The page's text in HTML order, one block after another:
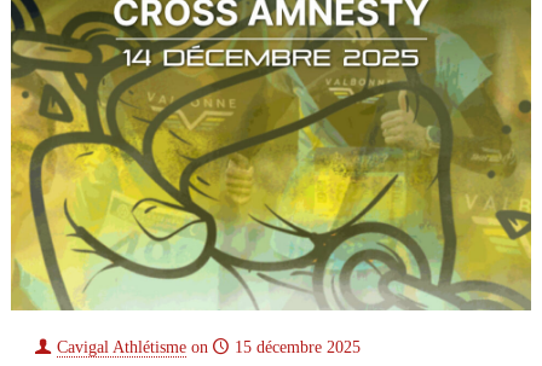
Cavigal Athlétisme on 15 décembre 2025